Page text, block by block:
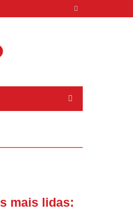
mais lidas: